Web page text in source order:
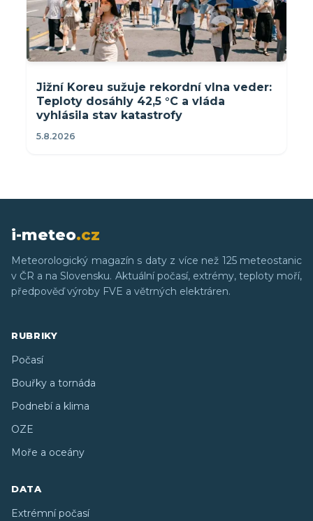
Jižní Koreu sužuje rekordní vlna veder:
Teploty dosáhly 42,5 °C a vláda
vyhlásila stav katastrofy
5.8.2026
i-meteo.cz
Meteorologický magazín s daty z více než 125 meteostanic
v ČR a na Slovensku. Aktuální počasí, extrémy, teploty moří,
předpověď výroby FVE a větrných elektráren.
RUBRIKY
Počasí
Bouřky a tornáda
Podnebí a klima
OZE
Moře a oceány
DATA
Extrémní počasí